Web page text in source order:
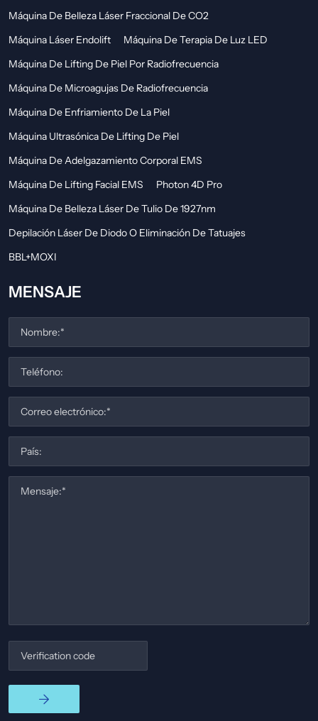
Máquina De Belleza Láser Fraccional De CO2
Máquina Láser Endolift
Máquina De Terapia De Luz LED
Máquina De Lifting De Piel Por Radiofrecuencia
Máquina De Microagujas De Radiofrecuencia
Máquina De Enfriamiento De La Piel
Máquina Ultrasónica De Lifting De Piel
Máquina De Adelgazamiento Corporal EMS
Máquina De Lifting Facial EMS
Photon 4D Pro
Máquina De Belleza Láser De Tulio De 1927nm
Depilación Láser De Diodo O Eliminación De Tatuajes
BBL+MOXI
MENSAJE